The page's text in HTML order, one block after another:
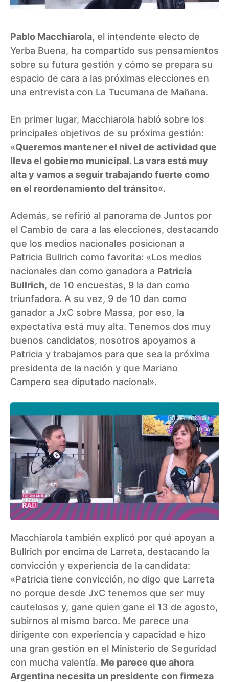
Pablo Macchiarola, el intendente electo de
Yerba Buena, ha compartido sus pensamientos
sobre su futura gestión y cómo se prepara su
espacio de cara a las próximas elecciones en
una entrevista con La Tucumana de Mañana.
En primer lugar, Macchiarola habló sobre los
principales objetivos de su próxima gestión:
«Queremos mantener el nivel de actividad que
lleva el gobierno municipal. La vara está muy
alta y vamos a seguir trabajando fuerte como
en el reordenamiento del tránsito«.
Además, se refirió al panorama de Juntos por
el Cambio de cara a las elecciones, destacando
que los medios nacionales posicionan a
Patricia Bullrich como favorita: «Los medios
nacionales dan como ganadora a Patricia
Bullrich, de 10 encuestas, 9 la dan como
triunfadora. A su vez, 9 de 10 dan como
ganador a JxC sobre Massa, por eso, la
expectativa está muy alta. Tenemos dos muy
buenos candidatos, nosotros apoyamos a
Patricia y trabajamos para que sea la próxima
presidenta de la nación y que Mariano
Campero sea diputado nacional».
Macchiarola también explicó por qué apoyan a
Bullrich por encima de Larreta, destacando la
convicción y experiencia de la candidata:
«Patricia tiene convicción, no digo que Larreta
no porque desde JxC tenemos que ser muy
cautelosos y, gane quien gane el 13 de agosto,
subirnos al mismo barco. Me parece una
dirigente con experiencia y capacidad e hizo
una gran gestión en el Ministerio de Seguridad
con mucha valentía. Me parece que ahora
Argentina necesita un presidente con firmeza